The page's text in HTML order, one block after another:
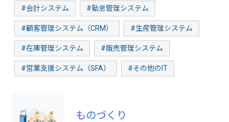
#会計システム #勤怠管理システム
#顧客管理システム（CRM） #生産管理システム
#在庫管理システム #販売管理システム
#営業支援システム（SFA） #その他のIT
ものづくり